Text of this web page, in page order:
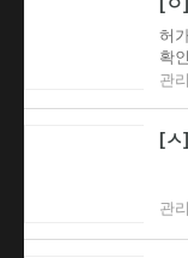
허
확
관
[ㅅ]
관